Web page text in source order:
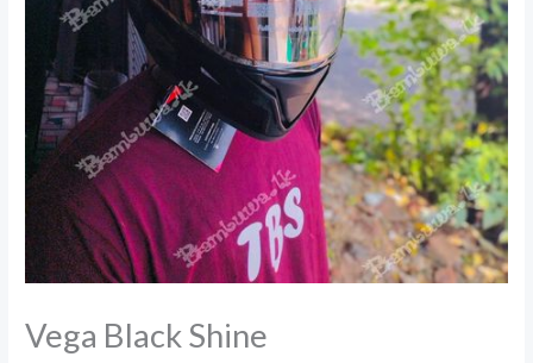
Vega Black Shine